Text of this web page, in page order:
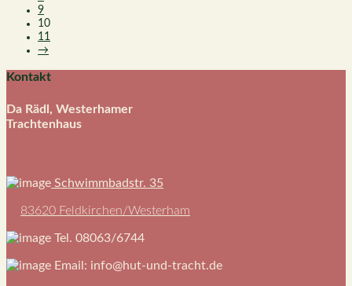
9
10
11
→
Kontakt
Da Rädl, Westerhamer
Trachtenhaus
Schwimmbadstr. 35
83620 Feldkirchen/Westerham
Tel. 08063/6744
Email: info@hut-und-tracht.de